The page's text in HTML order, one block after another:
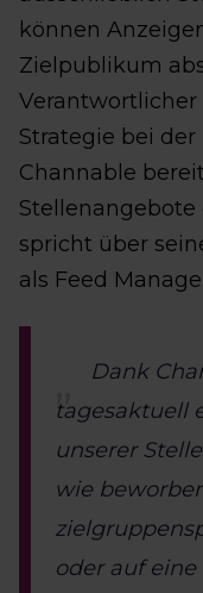
können
Zielpublikum
Verantwortlicher
Strategie bei
Channable
Stellenangebote
spricht über
als Feed
Dank
tagesaktuell
unserer
wie
oder auf